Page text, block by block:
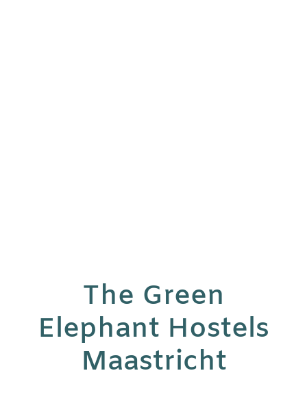
The Green
Elephant Hostels
Maastricht